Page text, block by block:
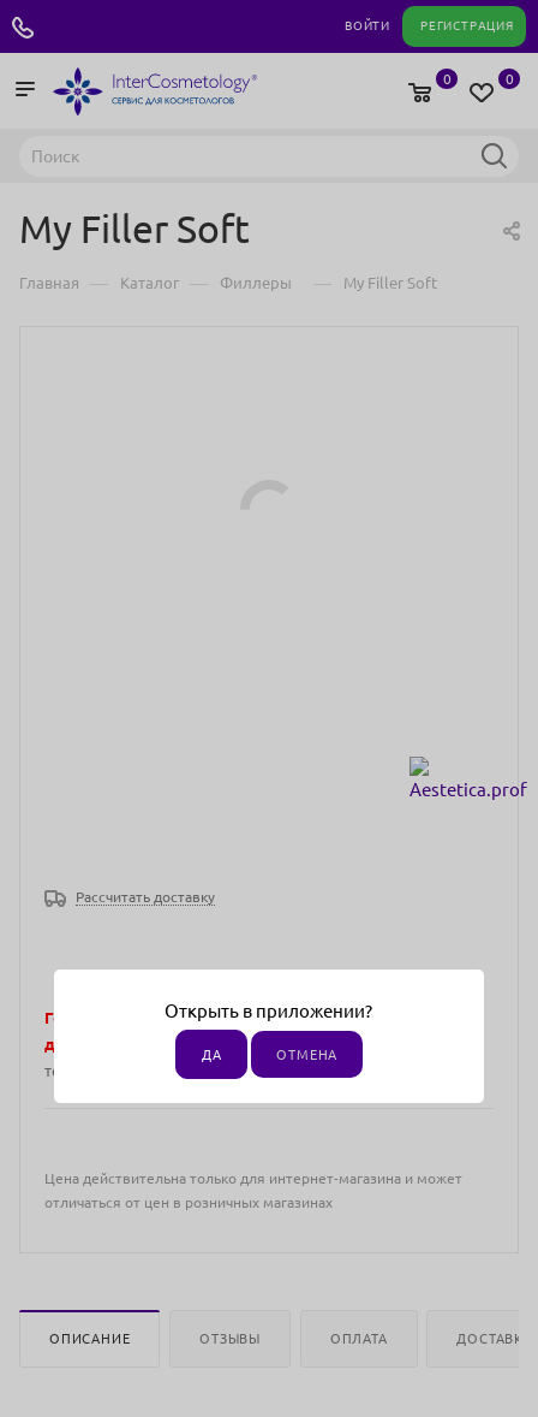
ВОЙТИ РЕГИСТРАЦИЯ
0
0
My Filler Soft
Главная — Каталог — Филлеры — My Filler Soft
Рассчитать доставку
Города, в которых представлены эксклюзивные
дистрибьюторы.
Отгрузка возможна только на
территории Москва и Московская область
Цена действительна только для интернет-магазина и может
отличаться от цен в розничных магазинах
ОПИСАНИЕ ОТЗЫВЫ ОПЛАТА ДОСТАВКА
Открыть в приложении?
ДА ОТМЕНА